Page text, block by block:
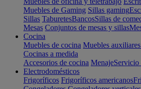
Muebles de Gaming Sillas gaming
Sillas TaburetesBancosSillas de
Mesas Conjuntos de mesas y sillas
Cocina
Muebles de cocina Muebles
Cocinas a medida
Accesorios de cocina MenajeServicio
Electrodomésticos
Frigoríficos Frigoríficos americanos